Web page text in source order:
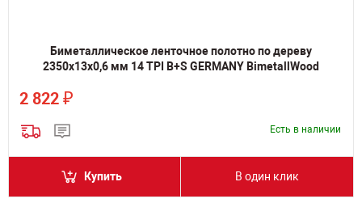
Биметаллическое ленточное полотно по дереву
2350х13х0,6 мм 14 TPI B+S GERMANY BimetallWood
2 822 ₽
Есть в наличии
Купить В один клик